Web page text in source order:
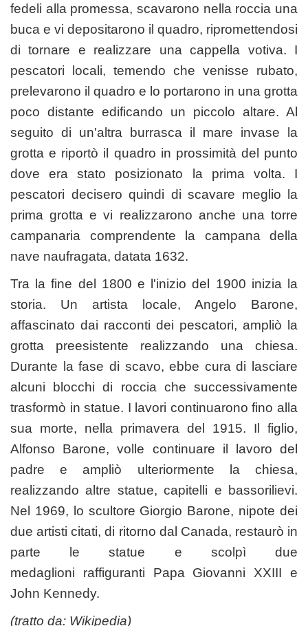
fedeli alla promessa, scavarono nella roccia una
buca e vi depositarono il quadro, ripromettendosi
di tornare e realizzare una cappella votiva. I
pescatori locali, temendo che venisse rubato,
prelevarono il quadro e lo portarono in una grotta
poco distante edificando un piccolo altare. Al
seguito di un'altra burrasca il mare invase la
grotta e riportò il quadro in prossimità del punto
dove era stato posizionato la prima volta. I
pescatori decisero quindi di scavare meglio la
prima grotta e vi realizzarono anche una torre
campanaria comprendente la campana della
nave naufragata, datata 1632.
Tra la fine del 1800 e l'inizio del 1900 inizia la
storia. Un artista locale, Angelo Barone,
affascinato dai racconti dei pescatori, ampliò la
grotta preesistente realizzando una chiesa.
Durante la fase di scavo, ebbe cura di lasciare
alcuni blocchi di roccia che successivamente
trasformò in statue. I lavori continuarono fino alla
sua morte, nella primavera del 1915. Il figlio,
Alfonso Barone, volle continuare il lavoro del
padre e ampliò ulteriormente la chiesa,
realizzando altre statue,capitelli e bassorilievi.
Nel 1969, lo scultore Giorgio Barone, nipote dei
due artisti citati, di ritorno dal Canada, restaurò in
parte le statue e scolpì due
medaglioni
raffiguranti Papa Giovanni XXIII e
John Kennedy.
(tratto da: Wikipedia)